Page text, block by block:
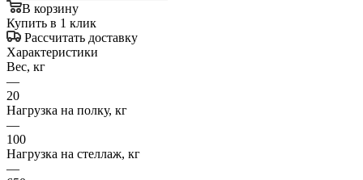
В корзину
Купить в 1 клик
Рассчитать доставку
Характеристики
Вес, кг
—
20
Нагрузка на полку, кг
—
100
Нагрузка на стеллаж, кг
—